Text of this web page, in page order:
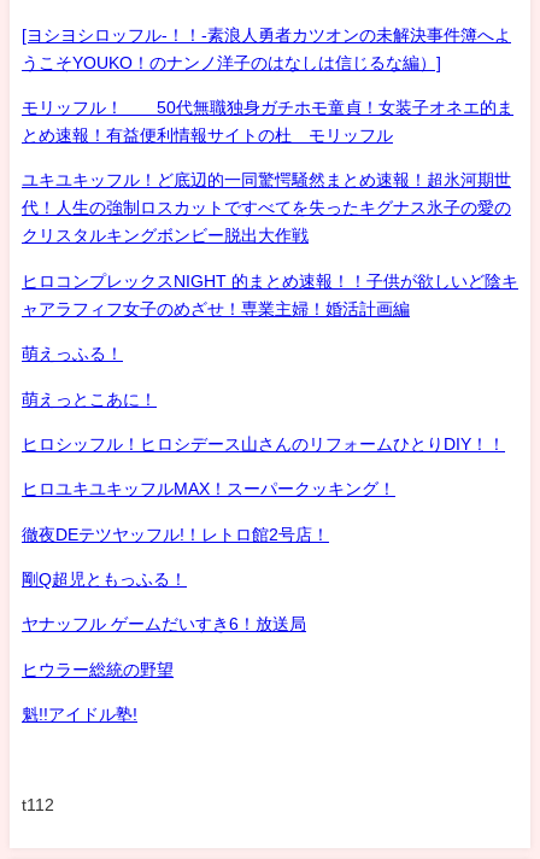
[ヨシヨシロッフル-！！-素浪人勇者カツオンの未解決事件簿へよ
うこそYOUKO！のナンノ洋子のはなしは信じるな編）]
モリッフル！ 50代無職独身ガチホモ童貞！女装子オネエ的ま
とめ速報！有益便利情報サイトの杜 モリッフル
ユキユキッフル！ど底辺的一同驚愕騒然まとめ速報！超氷河期世
代！人生の強制ロスカットですべてを失ったキグナス氷子の愛の
クリスタルキングボンビー脱出大作戦
ヒロコンプレックスNIGHT 的まとめ速報！！子供が欲しいど陰キ
ャアラフィフ女子のめざせ！専業主婦！婚活計画編
萌えっふる！
萌えっとこあに！
ヒロシッフル！ヒロシデース山さんのリフォームひとりDIY！！
ヒロユキユキッフルMAX！スーパークッキング！
徹夜DEテツヤッフル!！レトロ館2号店！
剛Q超児ともっふる！
ヤナッフル ゲームだいすき6！放送局
ヒウラー総統の野望
魁!!アイドル塾!
t112